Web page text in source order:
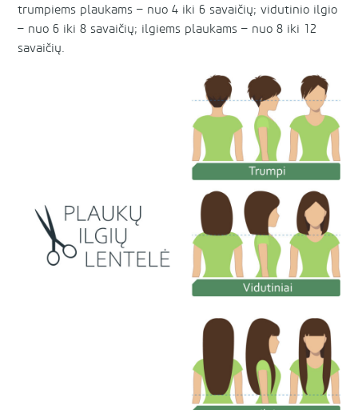
trumpiems plaukams – nuo 4 iki 6 savaičių; vidutinio ilgio
– nuo 6 iki 8 savaičių; ilgiems plaukams – nuo 8 iki 12
savaičių.